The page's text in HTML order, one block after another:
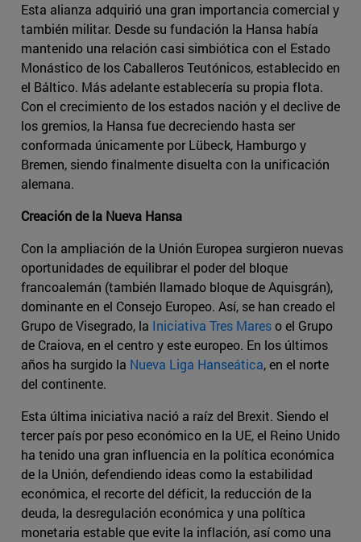
Esta alianza adquirió una gran importancia comercial y
también militar. Desde su fundación la Hansa había
mantenido una relación casi simbiótica con el Estado
Monástico de los Caballeros Teutónicos, establecido en
el Báltico. Más adelante establecería su propia flota.
Con el crecimiento de los estados nación y el declive de
los gremios, la Hansa fue decreciendo hasta ser
conformada únicamente por Lübeck, Hamburgo y
Bremen, siendo finalmente disuelta con la unificación
alemana.
Creación de la Nueva Hansa
Con la ampliación de la Unión Europea surgieron nuevas
oportunidades de equilibrar el poder del bloque
francoalemán (también llamado bloque de Aquisgrán),
dominante en el Consejo Europeo. Así, se han creado el
Grupo de Visegrado, la Iniciativa Tres Mareso el Grupo
de Craiova, en el centro y este europeo. En los últimos
años ha surgido la Nueva Liga Hanseática, en el norte
del continente.
Esta última iniciativa nació a raíz del Brexit. Siendo el
tercer país por peso económico en la UE, el Reino Unido
ha tenido una gran influencia en la política económica
de la Unión, defendiendo ideas como la estabilidad
económica, el recorte del déficit, la reducción de la
deuda, la desregulación económica y una política
monetaria estable que evite la inflación, así como una